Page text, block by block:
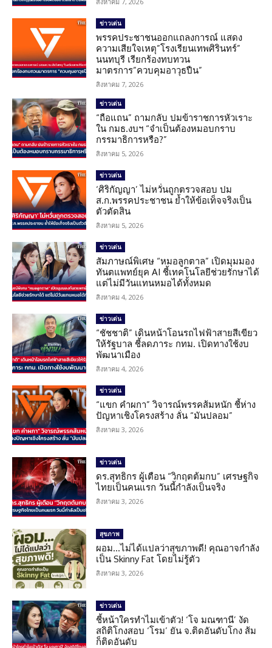
ข่าวเด่น
พรรคประชาชนออกแถลงการณ์ แสดง
ความเสียใจเหตุ”โรงเรียนเทพศิรินทร์”
นนทบุรี เรียกร้องทบทวน
มาตรการ”ควบคุมอาวุธปืน”
สิงหาคม 7, 2026
ข่าวเด่น
“ถือแถน” ถามกลับ ปมข้าราชการหัวเราะ
ใน กมธ.งบฯ “จำเป็นต้องหมอบกราบ
กรรมาธิการหรือ?”
สิงหาคม 5, 2026
ข่าวเด่น
‘ศิริกัญญา’ ไม่หวั่นถูกตรวจสอบ ปม
ส.ก.พรรคประชาชน ย้ำให้ข้อเท็จจริงเป็น
ตัวตัดสิน
สิงหาคม 5, 2026
ข่าวเด่น
สัมภาษณ์พิเศษ “หมอลูกตาล” เปิดมุมมอง
ทันตแพทย์ยุค AI ชี้เทคโนโลยีช่วยรักษาได้
แต่ไม่มีวันแทนหมอได้ทั้งหมด
สิงหาคม 4, 2026
ข่าวเด่น
“ชัชชาติ” เดินหน้าโอนรถไฟฟ้าสายสีเขียว
ให้รัฐบาล ชี้ลดภาระ กทม. เปิดทางใช้งบ
พัฒนาเมือง
สิงหาคม 4, 2026
ข่าวเด่น
“แขก คำผกา” วิจารณ์พรรคส้มหนัก ชี้ห่าง
ปัญหาเชิงโครงสร้าง ลั่น “มันปลอม”
สิงหาคม 3, 2026
ข่าวเด่น
ดร.สุทธิกร ผู้เตือน “วิกฤตต้มกบ” เศรษฐกิจ
ไทยเป็นคนแรก วันนี้กำลังเป็นจริง
สิงหาคม 3, 2026
สุขภาพ
ผอม…ไม่ได้แปลว่าสุขภาพดี! คุณอาจกำลัง
เป็น Skinny Fat โดยไม่รู้ตัว
สิงหาคม 3, 2026
ข่าวเด่น
ชี้หน้าใครทำไมเข้าตัว! ‘โจ มณฑานี’ งัด
สถิติโกงสอบ ‘โรม’ ยัน จ.ติดอันดับโกง ส้ม
ก็ติดอันดับ